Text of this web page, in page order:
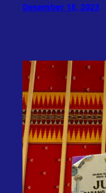
Desember 18, 2023